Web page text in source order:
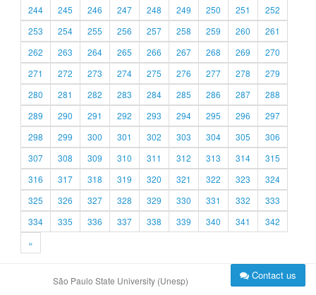
244
245 246 247 248 249 250 251
252
253
254 255 256 257 258 259 260
261
262
263 264 265 266 267 268 269
270
271
272 273 274 275 276 277 278
279
280
281 282 283 284 285 286 287
288
289
290 291 292 293 294 295 296
297
298
299 300 301 302 303 304 305
306
307
308 309 310 311 312 313 314
315
316
317 318 319 320 321 322 323
324
325
326 327 328 329 330 331 332
333
334
335 336 337 338 339 340 341
342
»
São Paulo State University (Unesp) Contact us